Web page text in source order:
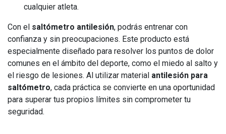
cualquier atleta.
Con el saltómetro antilesión, podrás entrenar con
confianza y sin preocupaciones. Este producto está
especialmente diseñado para resolver los puntos de dolor
comunes en el ámbito del deporte, como el miedo al salto y
el riesgo de lesiones. Al utilizar material antilesión para
saltómetro, cada práctica se convierte en una oportunidad
para superar tus propios límites sin comprometer tu
seguridad.